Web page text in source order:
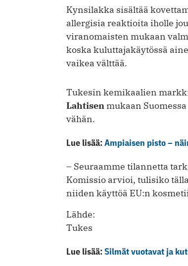
Kynsilakka sisältää
allergisia reaktioita iholle
viranomaisten mukaan
koska kuluttajakäytössä
vaikea välttää.
Tukesin kemikaalien
Lahtisen mukaan
vähän.
Lue lisää:Ampiaisen pisto –
– Seuraamme tilannetta
Komissio arvioi, tulisiko
niiden käyttöä EU:n
Lähde:
Tukes
Lue lisää:Silmät vuotavat ja